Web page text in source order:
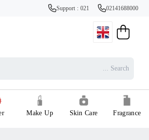
Support : 021 02141688000
Fragrance
Skin Care
Make Up